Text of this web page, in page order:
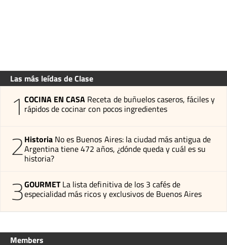
Las más leídas de Clase
1 COCINA EN CASA Receta de buñuelos caseros, fáciles y
rápidos de cocinar con pocos ingredientes
2Historia No es Buenos Aires: la ciudad más antigua de
Argentina tiene 472 años, ¿dónde queda y cuál es su
historia?
3GOURMET La lista definitiva de los 3 cafés de
especialidad más ricos y exclusivos de Buenos Aires
Members